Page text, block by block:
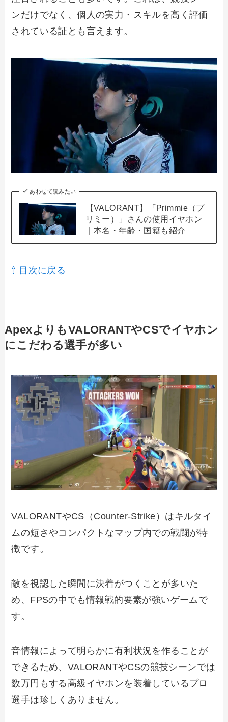
ンだけでなく、個人の実力・スキルを高く評価
されている証とも言えます。
あわせて読みたい
【VALORANT】「Primmie（プ
リミー）」さんの使用イヤホン
｜本名・年齢・国籍も紹介
⇧ 目次に戻る
ApexよりもVALORANTやCSでイヤホン
にこだわる選手が多い
VALORANTやCS（Counter-Strike）はキルタイ
ムの短さやコンパクトなマップ内での戦闘が特
徴です。
敵を視認した瞬間に決着がつくことが多いた
め、FPSの中でも情報戦的要素が強いゲームで
す。
音情報によって明らかに有利状況を作ることが
できるため、VALORANTやCSの競技シーンでは
数万円もする高級イヤホンを装着しているプロ
選手は珍しくありません。